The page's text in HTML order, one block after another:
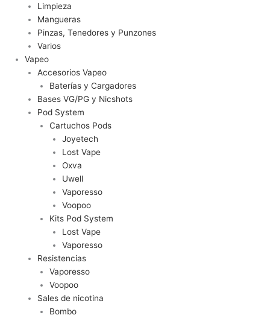
Limpieza
Mangueras
Pinzas, Tenedores y Punzones
Varios
Vapeo
Accesorios Vapeo
Baterías y Cargadores
Bases VG/PG y Nicshots
Pod System
Cartuchos Pods
Joyetech
Lost Vape
Oxva
Uwell
Vaporesso
Voopoo
Kits Pod System
Lost Vape
Vaporesso
Resistencias
Vaporesso
Voopoo
Sales de nicotina
Bombo